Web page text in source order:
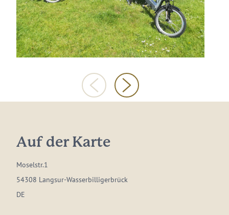
Auf der Karte
Moselstr.1
54308 Langsur-Wasserbilligerbrück
DE